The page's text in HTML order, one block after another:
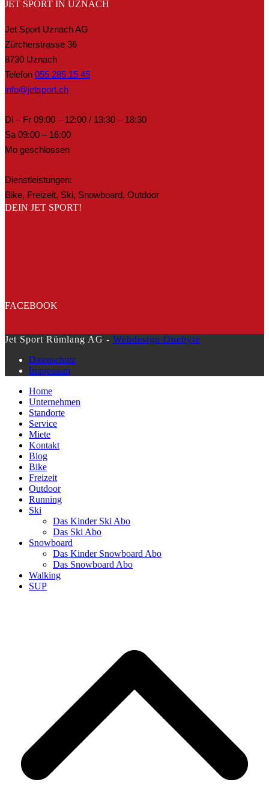
JET SPORT IN UZNACH
Jet Sport Uznach AG
Zürcherstrasse 36
8730 Uznach
Telefon 055 285 15 45
info@jetsport.ch
Di – Fr 09:00 – 12:00 / 13:30 – 18:30
Sa 09:00 – 16:00
Mo geschlossen
Dienstleistungen:
Bike, Freizeit, Ski, Snowboard, Outdoor
DEIN JET SPORT!
FACEBOOK
Jet Sport Rümlang AG - Webdesign Onebyte
Datenschutz
Impressum
Home
Unternehmen
Standorte
Service
Miete
Kontakt
Blog
Bike
Freizeit
Outdoor
Running
Ski
Das Kinder Ski Abo
Das Ski Abo
Snowboard
Das Kinder Snowboard Abo
Das Snowboard Abo
Walking
SUP